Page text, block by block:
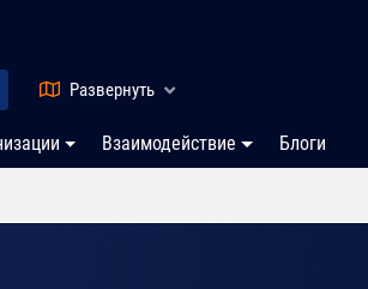
Развернуть
Взаимодействие Блоги